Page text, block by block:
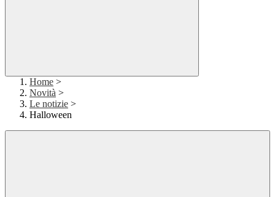
Home >
Novità >
Le notizie >
Halloween